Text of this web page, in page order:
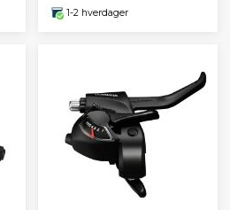
1-2 hverdager